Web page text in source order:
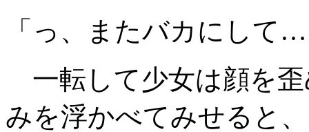
「っ、またバカにして
一転して少女は顔を
みを浮かべてみせると、